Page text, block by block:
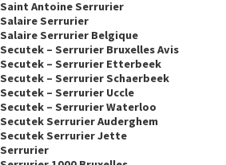
Saint Antoine Serrurier
Salaire Serrurier
Salaire Serrurier Belgique
Secutek – Serrurier Bruxelles Avis
Secutek – Serrurier Etterbeek
Secutek – Serrurier Schaerbeek
Secutek – Serrurier Uccle
Secutek – Serrurier Waterloo
Secutek Serrurier Auderghem
Secutek Serrurier Jette
Serrurier